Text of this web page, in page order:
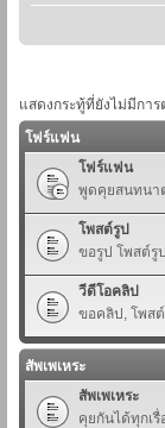
แสดงกระทู้ที่ยังไม่มีการ
โฟร์แฟน
โฟร์แฟน
พูดคุยสนทนา
โพสต์รูป
ขอรูป โพสต์รู
วีดีโอคลิป
ขอคลิป, โพส
สัพเพเหระ
สัพเพเหระ
คุยกันได้ทุกเรื่